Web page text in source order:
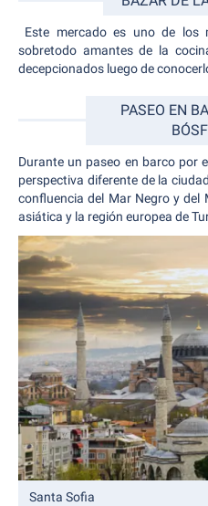
Este mercado es uno de los
sobretodo amantes de la
decepcionados luego de
PASEO EN
Durante un paseo en barco por
perspectiva diferente de la
confluencia del Mar Negro y del
asiática y la región europea de
Santa Sofia